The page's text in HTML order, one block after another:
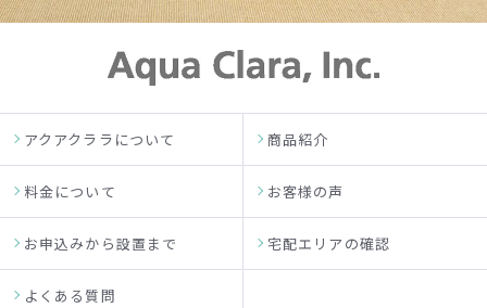
アクアクララについて 商品紹介
料金について お客様の声
お申込みから設置まで 宅配エリアの確認
よくある質問